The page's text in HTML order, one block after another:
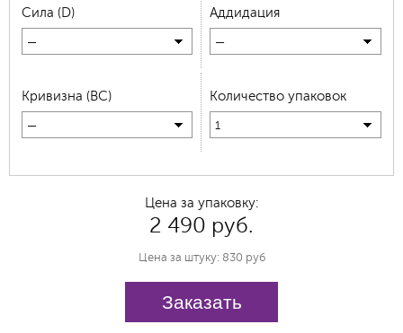
Сила (D)
—
Аддидация
—
Кривизна (BC)
—
Количество упаковок
1
Цена за упаковку:
2 490 руб.
Цена за штуку: 830 руб
Заказать